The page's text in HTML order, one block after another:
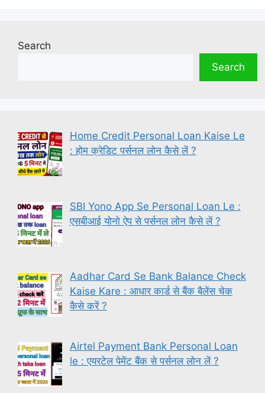
Search
Search
Home Credit Personal Loan Kaise Le
: होम क्रेडिट पर्सनल लोन कैसे लें ?
SBI Yono App Se Personal Loan Le :
एसबीआई योनो ऐप से पर्सनल लोन कैसे लें ?
Aadhar Card Se Bank Balance Check
Kaise Kare : आधार कार्ड से बैंक बैलेंस चेक
कैसे करें ?
Airtel Payment Bank Personal Loan
le : एयरटेल पेमेंट बैंक से पर्सनल लोन लें ?